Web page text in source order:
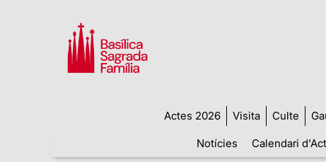
Actes 2026 Visita Culte
Notícies
Calendari